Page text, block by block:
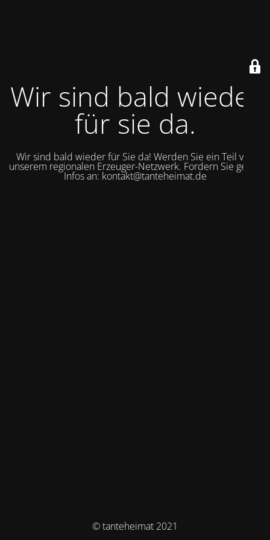
Wir sind bald wieder
für sie da.
Wir sind bald wieder für Sie da! Werden Sie ein Teil von
unserem regionalen Erzeuger-Netzwerk. Fordern Sie gerne
Infos an: kontakt@tanteheimat.de
© tanteheimat 2021